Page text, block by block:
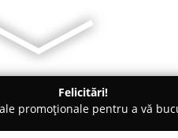
Felicitări!
promoționale pentru a vă